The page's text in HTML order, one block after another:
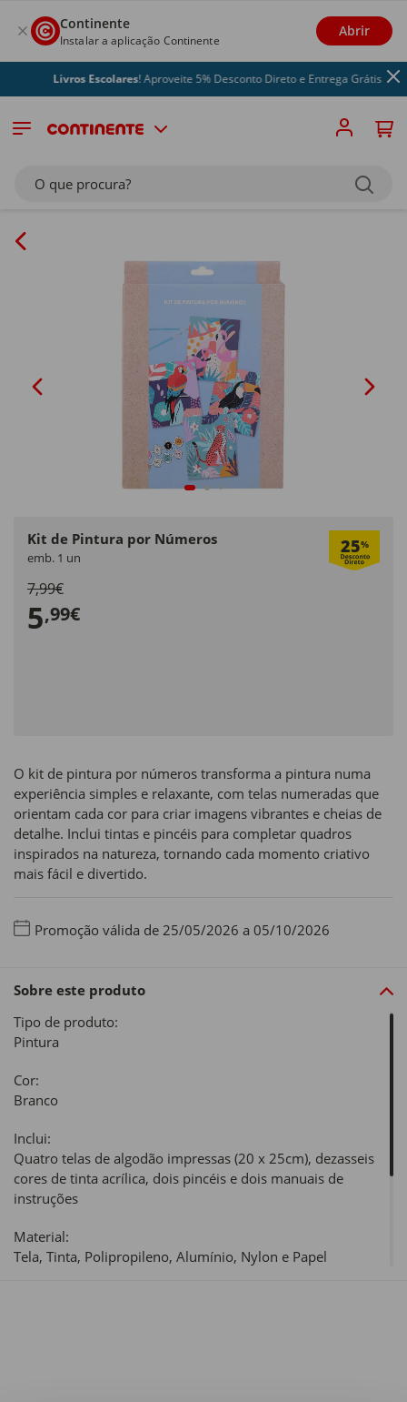
Continente
Instalar a aplicação Continente
Abrir
Livros Escolares! Aproveite 5% Desconto Direto e Entrega Grátis
O que procura?
Kit de Pintura por Números 25%
emb. 1 un
7,99€
5,99€
O kit de pintura por números transforma a pintura numa
experiência simples e relaxante, com telas numeradas que
orientam cada cor para criar imagens vibrantes e cheias de
detalhe. Inclui tintas e pincéis para completar quadros
inspirados na natureza, tornando cada momento criativo
mais fácil e divertido.
Promoção válida de 25/05/2026 a 05/10/2026
Sobre este produto
Tipo de produto:
Pintura
Cor:
Branco
Inclui:
Quatro telas de algodão impressas (20 x 25cm), dezasseis
cores de tinta acrílica, dois pincéis e dois manuais de
instruções
Material:
Tela, Tinta, Polipropileno, Alumínio, Nylon e Papel